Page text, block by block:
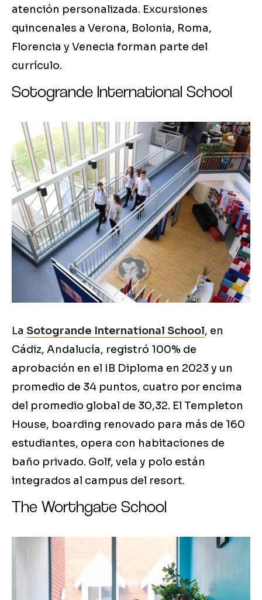
atención personalizada. Excursiones
quincenales a Verona, Bolonia, Roma,
Florencia y Venecia forman parte del
currículo.
Sotogrande International School
La Sotogrande International School, en
Cádiz, Andalucía, registró 100% de
aprobación en el IB Diploma en 2023 y un
promedio de 34 puntos, cuatro por encima
del promedio global de 30,32. El Templeton
House, boarding renovado para más de 160
estudiantes, opera con habitaciones de
baño privado. Golf, vela y polo están
integrados al campus del resort.
The Worthgate School